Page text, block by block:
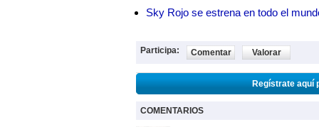
Sky Rojo se estrena en todo el
Participa: Comentar Valorar
Regístrate aquí
COMENTARIOS